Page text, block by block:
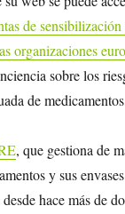
de
organizaciones
sobre los
de
, que gestiona de
y sus
hace más de